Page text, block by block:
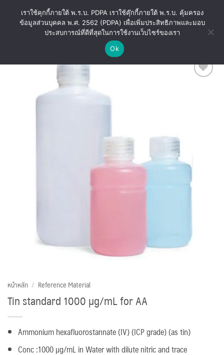
หน้าหลัก / Reference Material
Tin standard 1000 µg/mL for AA
Ammonium hexafluorostannate (IV) (ICP grade) (as tin)
Conc :1000 µg/mL in Water with dilute nitric and trace
เราใช้คุกกี้ภายใต้ พ.ร.บ. PDPA เราใช้คุ๊กกี้ภายใต้ พ.ร.บ. คุ้มครอง
ข้อมูลส่วนบุคคล พ.ศ. 2562 (PDPA) เพื่อเพิ่มประสิทธิภาพและมอบ
ประสบการณ์ที่ดีที่สุดในการใช้งานเว็บไซร์ของเรา
Ok